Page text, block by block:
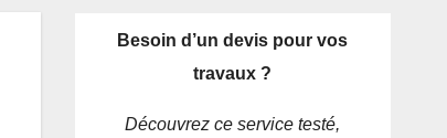
Besoin d’un devis pour vos
travaux ?
Découvrez ce service testé,